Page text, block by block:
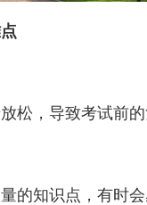
，导致考试前的
知识点，有时会